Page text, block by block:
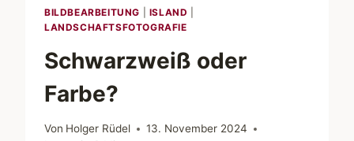
BILDBEARBEITUNG ISLAND
LANDSCHAFTSFOTOGRAFIE
Schwarzweiß oder
Farbe?
Von Holger Rüdel
13. November 2024